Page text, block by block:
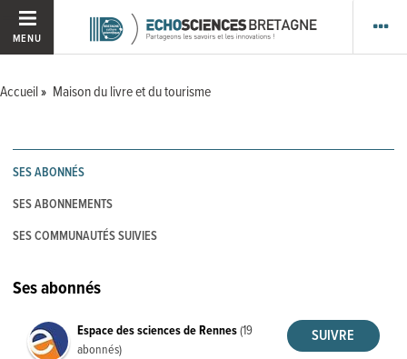
MENU
Accueil Maison du livre et du tourisme
SES ABONNÉS
SES ABONNEMENTS
SES COMMUNAUTÉS SUIVIES
Ses abonnés
Espace des sciences de Rennes(19
abonnés)